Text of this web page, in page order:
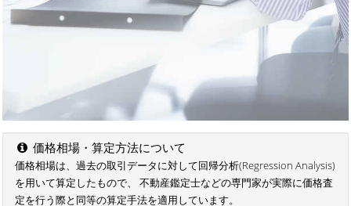
価格相場・算定方法について
価格相場は、過去の取引データに対して回帰分析(Regression Analysis)
を用いて算定したもので、 不動産鑑定士などの専門家が実際に価格査
定を行う際と同等の算定手法を適用しています。